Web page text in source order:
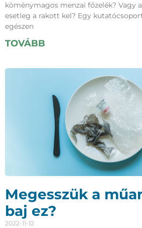
köménymagos menzai főzelék? Vagy
esetleg a rakott kel? Egy
egészen
TOVÁBB
Megesszük a
baj ez?
2022-11-12